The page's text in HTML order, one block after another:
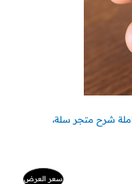
شرح متجر سلة،
سعر العرضمنتج